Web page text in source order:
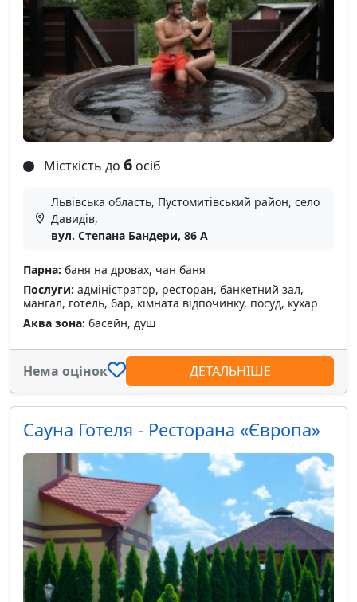
Місткість до 6 осіб
Львівська область, Пустомитівський район, село
Давидів,
вул. Степана Бандери, 86 А
Парна: баня на дровах, чан баня
Послуги: адміністратор, ресторан, банкетний зал,
мангал, готель, бар, кімната відпочинку, посуд, кухар
Аква зона: басейн, душ
Нема оцінок ДЕТАЛЬНІШЕ
Сауна Готеля - Ресторана «Європа»